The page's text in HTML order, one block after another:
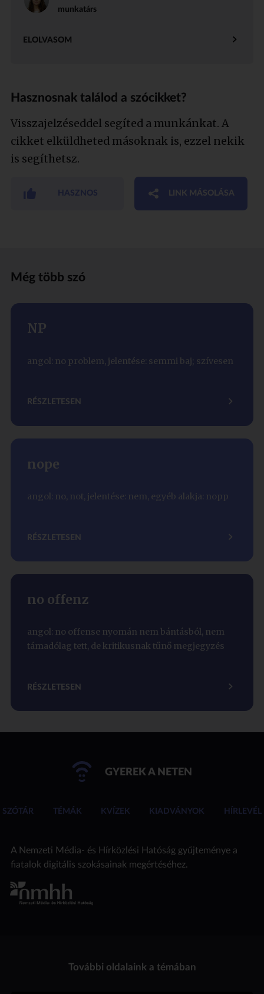
munkatárs
ELOLVASOM
Hasznosnak találod a szócikket?
Visszajelzéseddel segíted a munkánkat. A
cikket elküldheted másoknak is, ezzel nekik
is segíthetsz.
HASZNOS LINK MÁSOLÁSA
Még több szó
NP
angol: no problem, jelentése: semmi baj; szívesen
RÉSZLETESEN
nope
angol: no, not, jelentése: nem, egyéb alakja: nopp
RÉSZLETESEN
no offenz
angol: no offense nyomán nem bántásból, nem
támadólag tett, de kritikusnak tűnő megjegyzés
RÉSZLETESEN
GYEREK A NETEN
SZÓTÁR TÉMÁK KVÍZEK KIADVÁNYOK HÍRLEVÉL
A Nemzeti Média- és Hírközlési Hatóság gyűjteménye a
fiatalok digitális szokásainak megértéséhez.
További oldalaink a témában